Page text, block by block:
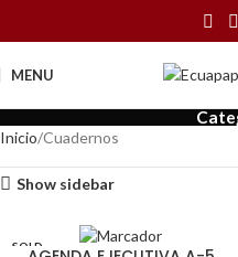
MENU
Inicio Cuadernos
Show sidebar
SOLD